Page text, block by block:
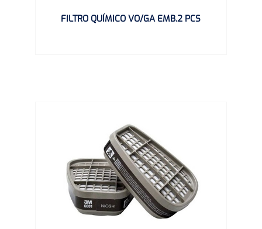
FILTRO QUÍMICO VO/GA EMB.2 PCS